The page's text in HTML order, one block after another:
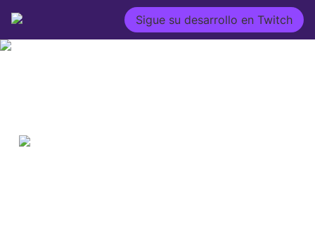
Sigue su desarrollo en Twitch